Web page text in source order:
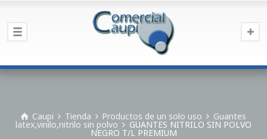
Caupi Tienda Productos de un solo uso Guantes
latex,vinilo,nitrilo sin polvo GUANTES NITRILO SIN POLVO
NEGRO T/L PREMIUM